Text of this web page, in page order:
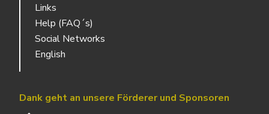
Links
Help (FAQ´s)
Social Networks
English
Dank geht an unsere Förderer und Sponsoren